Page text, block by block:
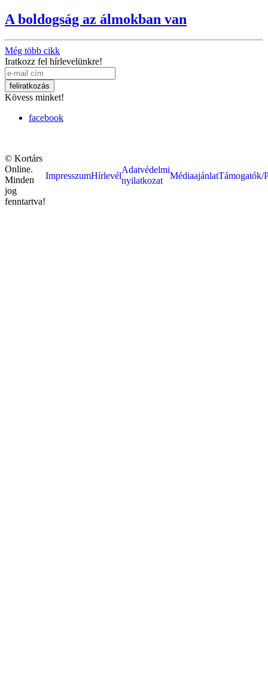
A boldogság az álmokban van
Még több cikk
Iratkozz fel hírlevelünkre!
Kövess minket!
facebook
© Kortárs
Online.
Minden
jog
fenntartva!
ImpresszumHírlevél
Adatvédelmi
nyilatkozat
MédiaajánlatTámogatók/